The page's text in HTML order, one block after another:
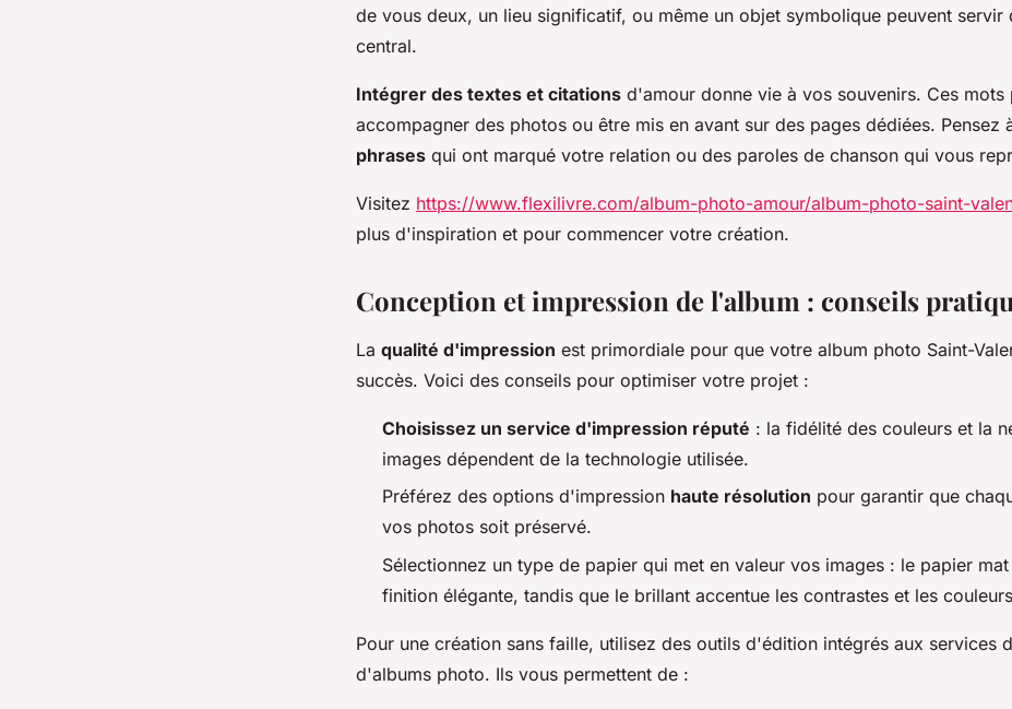
de vous deux, un lieu significatif, ou même un objet symbolique peuvent servir
central.
Intégrer des textes et citations d'amour donne vie à vos souvenirs. Ces mots
accompagner des photos ou être mis en avant sur des pages dédiées. Pensez
phrases qui ont marqué votre relation ou des paroles de chanson qui vous
Visitez https://www.flexilivre.com/album-photo-amour/album-photo-saint-
plus d'inspiration et pour commencer votre création.
Conception et impression de l'album : conseils
La qualité d'impression est primordiale pour que votre album photo Saint-
succès. Voici des conseils pour optimiser votre projet :
Choisissez un service d'impression réputé : la fidélité des couleurs et la
images dépendent de la technologie utilisée.
Préférez des options d'impression haute résolution pour garantir que
vos photos soit préservé.
Sélectionnez un type de papier qui met en valeur vos images : le papier
finition élégante, tandis que le brillant accentue les contrastes et les
Pour une création sans faille, utilisez des outils d'édition intégrés aux services
d'albums photo. Ils vous permettent de :